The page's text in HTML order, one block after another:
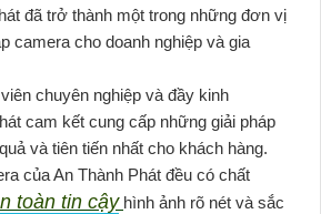
đã trở thành một trong những đơn vị
camera cho doanh nghiệp và gia
chuyên nghiệp và đầy kinh
cam kết cung cấp những giải pháp
và tiên tiến nhất cho khách hàng.
của An Thành Phát đều có chất
toàn tin cậy hình ảnh rõ nét và sắc